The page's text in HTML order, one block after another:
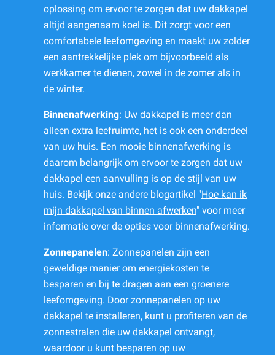
oplossing om ervoor te zorgen dat uw dakkapel
altijd aangenaam koel is. Dit zorgt voor een
comfortabele leefomgeving en maakt uw zolder
een aantrekkelijke plek om bijvoorbeeld als
werkkamer te dienen, zowel in de zomer als in
de winter.
Binnenafwerking: Uw dakkapel is meer dan
alleen extra leefruimte, het is ook een onderdeel
van uw huis. Een mooie binnenafwerking is
daarom belangrijk om ervoor te zorgen dat uw
dakkapel een aanvulling is op de stijl van uw
huis. Bekijk onze andere blogartikel "Hoe kan ik
mijn dakkapel van binnen afwerken" voor meer
informatie over de opties voor binnenafwerking.
Zonnepanelen: Zonnepanelen zijn een
geweldige manier om energiekosten te
besparen en bij te dragen aan een groenere
leefomgeving. Door zonnepanelen op uw
dakkapel te installeren, kunt u profiteren van de
zonnestralen die uw dakkapel ontvangt,
waardoor u kunt besparen op uw